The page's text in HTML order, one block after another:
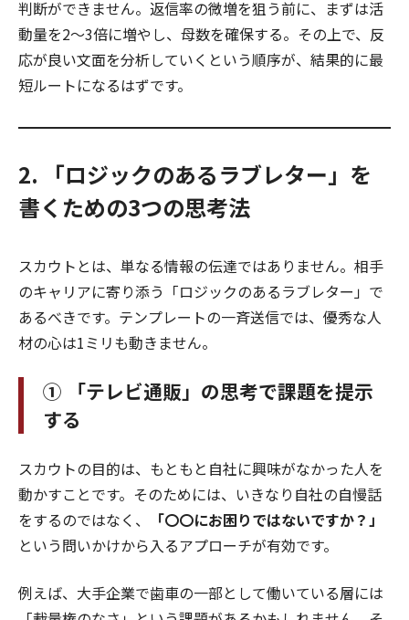
判断ができません。返信率の微増を狙う前に、まずは活
動量を2〜3倍に増やし、母数を確保する。その上で、反
応が良い文面を分析していくという順序が、結果的に最
短ルートになるはずです。
2. 「ロジックのあるラブレター」を
書くための3つの思考法
スカウトとは、単なる情報の伝達ではありません。相手
のキャリアに寄り添う「ロジックのあるラブレター」で
あるべきです。テンプレートの一斉送信では、優秀な人
材の心は1ミリも動きません。
① 「テレビ通販」の思考で課題を提示
する
スカウトの目的は、もともと自社に興味がなかった人を
動かすことです。そのためには、いきなり自社の自慢話
をするのではなく、
「〇〇にお困りではないですか？」
という問いかけから入るアプローチが有効です。
例えば、大手企業で歯車の一部として働いている層には